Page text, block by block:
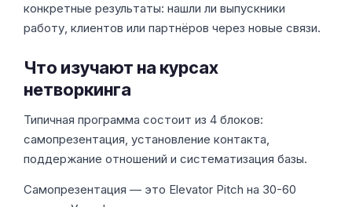
конкретные результаты: нашли ли выпускники
работу, клиентов или партнёров через новые связи.
Что изучают на курсах
нетворкинга
Типичная программа состоит из 4 блоков:
самопрезентация, установление контакта,
поддержание отношений и систематизация базы.
Самопрезентация — это Elevator Pitch на 30-60